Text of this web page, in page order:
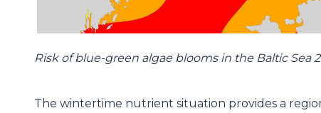
Risk of blue-green algae blooms in the Baltic Sea
The wintertime nutrient situation provides a